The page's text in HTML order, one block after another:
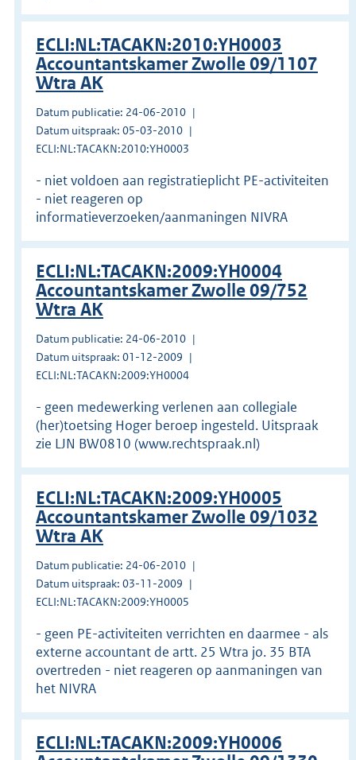
ECLI:NL:TACAKN:2010:YH0003
Accountantskamer Zwolle 09/1107
Wtra AK
Datum publicatie: 24-06-2010
Datum uitspraak: 05-03-2010
ECLI:NL:TACAKN:2010:YH0003
- niet voldoen aan registratieplicht PE-activiteiten
- niet reageren op
informatieverzoeken/aanmaningen NIVRA
ECLI:NL:TACAKN:2009:YH0004
Accountantskamer Zwolle 09/752
Wtra AK
Datum publicatie: 24-06-2010
Datum uitspraak: 01-12-2009
ECLI:NL:TACAKN:2009:YH0004
- geen medewerking verlenen aan collegiale
(her)toetsing Hoger beroep ingesteld. Uitspraak
zie LJN BW0810 (www.rechtspraak.nl)
ECLI:NL:TACAKN:2009:YH0005
Accountantskamer Zwolle 09/1032
Wtra AK
Datum publicatie: 24-06-2010
Datum uitspraak: 03-11-2009
ECLI:NL:TACAKN:2009:YH0005
- geen PE-activiteiten verrichten en daarmee - als
externe accountant de artt. 25 Wtra jo. 35 BTA
overtreden - niet reageren op aanmaningen van
het NIVRA
ECLI:NL:TACAKN:2009:YH0006